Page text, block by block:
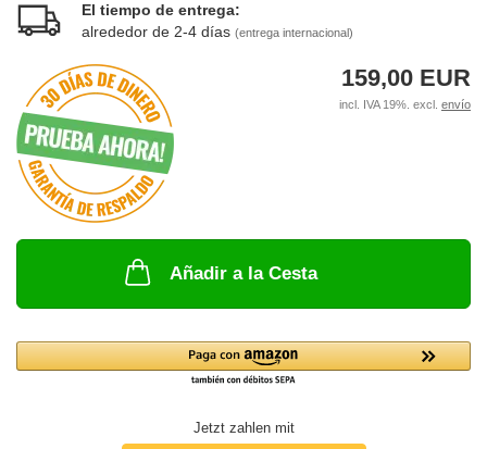
El tiempo de entrega:
alrededor de 2-4 días (entrega internacional)
159,00 EUR
incl. IVA 19%. excl. envío
Añadir a la Cesta
Jetzt zahlen mit